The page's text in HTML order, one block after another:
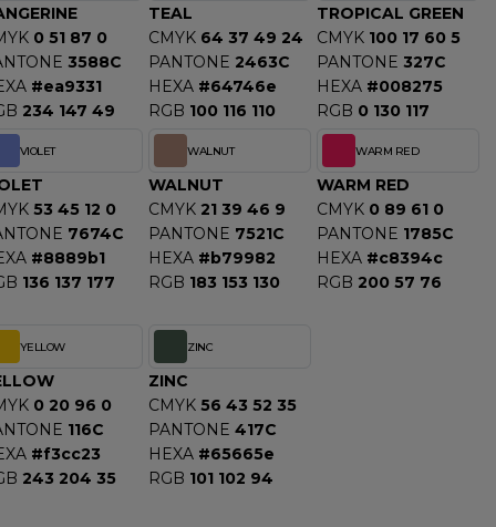
0 51 87 0
3588C
#ea9331
234 147 49
TEAL
CMYK 64 37 49 24
PANTONE 2463C
HEXA #64746e
RGB 100 116 110
TROPICAL GREEN
CMYK 100 17 60 5
PANTONE 327C
HEXA #008275
RGB 0 130 117
VIOLET
53 45 12 0
7674C
#8889b1
136 137 177
WALNUT
WALNUT
CMYK 21 39 46 9
PANTONE 7521C
HEXA #b79982
RGB 183 153 130
WARM RED
WARM RED
CMYK 0 89 61 0
PANTONE 1785C
HEXA #c8394c
RGB 200 57 76
YELLOW
0 20 96 0
116C
#f3cc23
243 204 35
ZINC
ZINC
CMYK 56 43 52 35
PANTONE 417C
HEXA #65665e
RGB 101 102 94